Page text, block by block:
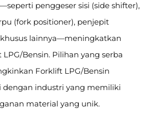
penggeser sisi (side shifter),
(fork positioner), penjepit
lainnya—meningkatkan
Bensin. Pilihan yang serba
Forklift LPG/Bensin
dengan industri yang memiliki
material yang unik.